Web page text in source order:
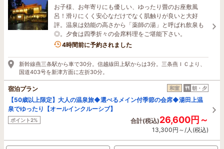
お子様、お年寄りにも優しい、ゆったり畳のお座敷風
呂！滑りにくく安心なだけでなく肌触りが良いと大好
評。温泉は効能の高さから「薬師の湯」と呼ばれ飲泉も
◎。夕食は四季折々の会席料理をご堪能下さい。
5名がこの宿を見ています
4時間前に予約されました
新幹線燕三条駅から車で30分。信越線田上駅からは3分。三条燕ＩＣより、
国道403号を新津方面に左折30分。
宿泊プラン 和室 朝・夕
【50歳以上限定】大人の温泉旅◆選べるメイン付季節の会席◆湯田上温
泉でゆったり【オールインクルーシブ】
ポイント2% 合計(税込)26,600円～
13,300円～/人(税込)